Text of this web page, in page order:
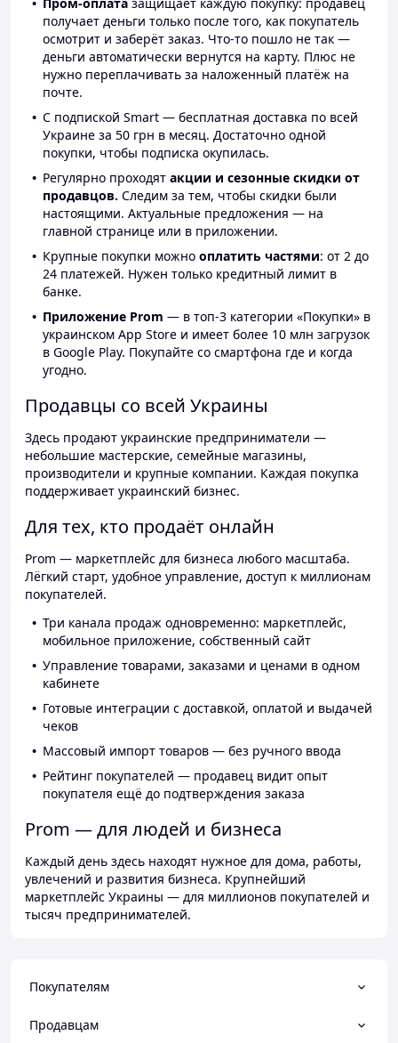
получает деньги только после того, как покупатель
осмотрит и заберёт заказ. Что-то пошло не так —
деньги автоматически вернутся на карту. Плюс не
нужно переплачивать за наложенный платёж на
почте.
С подпиской Smart — бесплатная доставка по всей
Украине за 50 грн в месяц. Достаточно одной
покупки, чтобы подписка окупилась.
Регулярно проходят акции и сезонные скидки от
продавцов. Следим за тем, чтобы скидки были
настоящими. Актуальные предложения — на
главной странице или в приложении.
Крупные покупки можно оплатить частями: от 2 до
24 платежей. Нужен только кредитный лимит в
банке.
Приложение Prom — в топ-3 категории «Покупки» в
украинском App Store и имеет более 10 млн загрузок
в Google Play. Покупайте со смартфона где и когда
угодно.
Продавцы со всей Украины
Здесь продают украинские предприниматели —
небольшие мастерские, семейные магазины,
производители и крупные компании. Каждая покупка
поддерживает украинский бизнес.
Для тех, кто продаёт онлайн
Prom — маркетплейс для бизнеса любого масштаба.
Лёгкий старт, удобное управление, доступ к миллионам
покупателей.
Три канала продаж одновременно: маркетплейс,
мобильное приложение, собственный сайт
Управление товарами, заказами и ценами в одном
кабинете
Готовые интеграции с доставкой, оплатой и выдачей
чеков
Массовый импорт товаров — без ручного ввода
Рейтинг покупателей — продавец видит опыт
покупателя ещё до подтверждения заказа
Prom — для людей и бизнеса
Каждый день здесь находят нужное для дома, работы,
увлечений и развития бизнеса. Крупнейший
маркетплейс Украины — для миллионов покупателей и
тысяч предпринимателей.
Покупателям
Продавцам